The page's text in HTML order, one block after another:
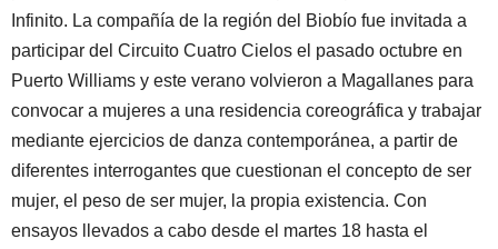
Infinito. La compañía de la región del Biobío fue invitada a
participar del Circuito Cuatro Cielos el pasado octubre en
Puerto Williams y este verano volvieron a Magallanes para
convocar a mujeres a una residencia coreográfica y trabajar
mediante ejercicios de danza contemporánea, a partir de
diferentes interrogantes que cuestionan el concepto de ser
mujer, el peso de ser mujer, la propia existencia. Con
ensayos llevados a cabo desde el martes 18 hasta el